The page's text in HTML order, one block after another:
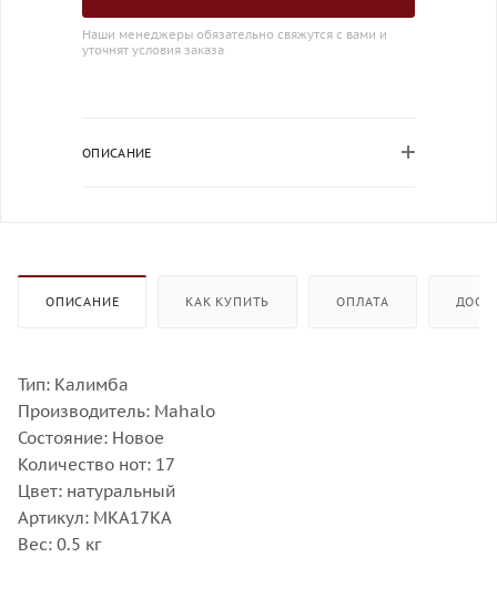
Наши менеджеры обязательно свяжутся с вами и
уточнят условия заказа
ОПИСАНИЕ
ОПИСАНИЕ КАК КУПИТЬ ОПЛАТА
Тип: Калимба
Производитель: Mahalo
Состояние: Новое
Количество нот: 17
Цвет: натуральный
Артикул: MKA17KA
Вес: 0.5 кг